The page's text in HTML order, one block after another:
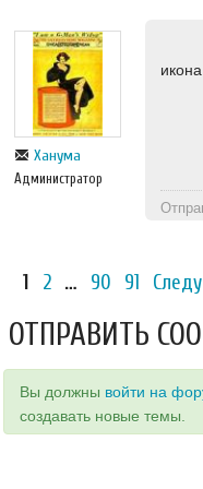
Ханума
Администратор
икона
1 2 … 90 91
ОТПРАВИТЬ
Вы должны войти на
создавать новые темы.